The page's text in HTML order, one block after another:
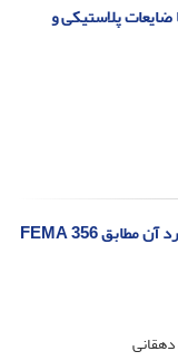
پلاستیکی و
مدل‌سازی رفتار تیر پیوند به منظور ارزیابی عملکرد آن مطابق FEMA 356